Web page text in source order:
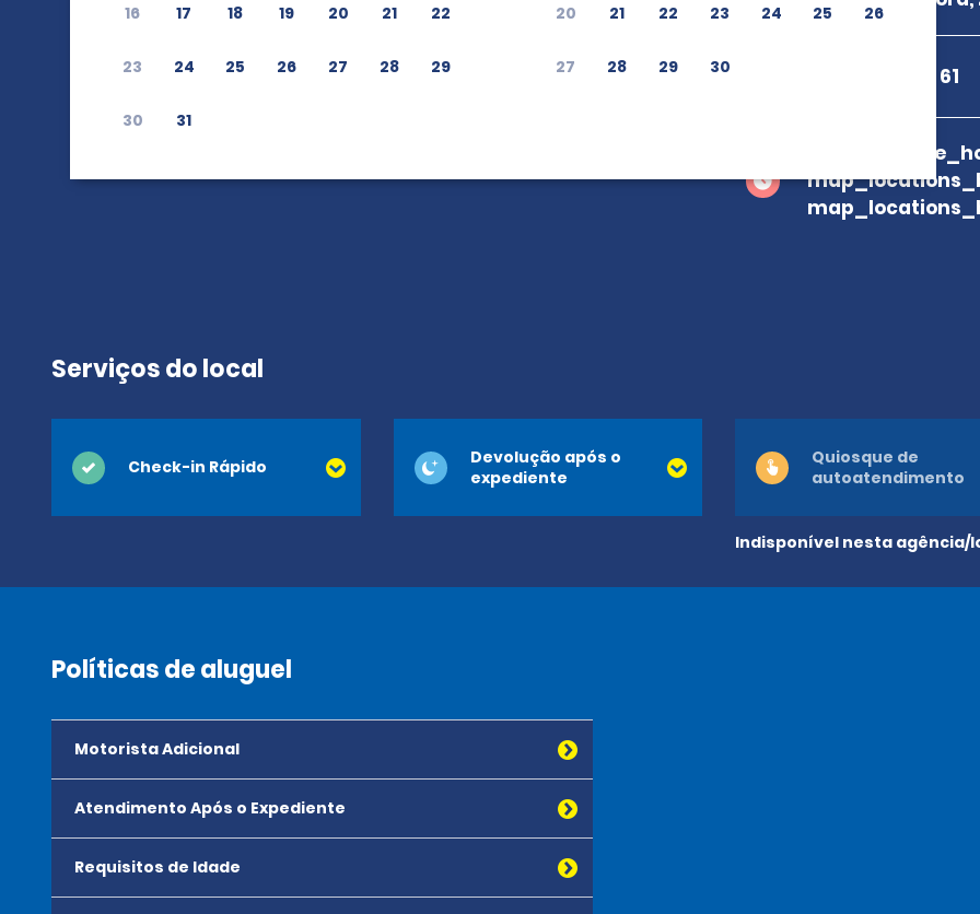
16 17 18 19 20 21 22
23 24 25 26 27 28 29
30 31
20 21 22 23 24 25 26
27 28 29 30 +34 980 88 79 61
Serviços do local
Check-in Rápido
Devolução após o
expediente
Indisponível nesta agência/
Quiosque de
autoatendimento
Políticas de aluguel
Motorista Adicional
Atendimento Após o Expediente
Requisitos de Idade